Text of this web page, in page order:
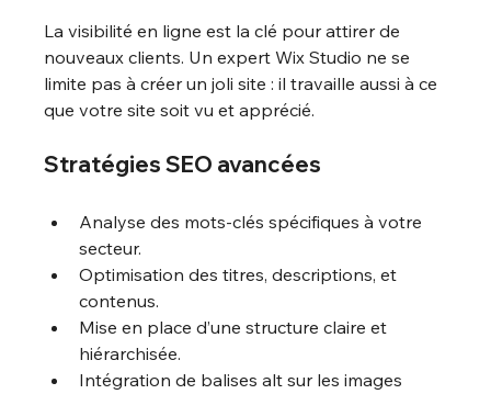
La visibilité en ligne est la clé pour attirer de
nouveaux clients. Un expert Wix Studio ne se
limite pas à créer un joli site : il travaille aussi à ce
que votre site soit vu et apprécié.
Stratégies SEO avancées
Analyse des mots-clés spécifiques à votre
secteur.
Optimisation des titres, descriptions, et
contenus.
Mise en place d’une structure claire et
hiérarchisée.
Intégration de balises alt sur les images